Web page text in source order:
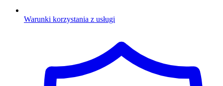
Warunki korzystania z usługi